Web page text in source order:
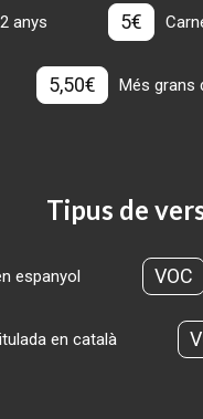
anys 5€
5,50€ Més grans
Tipus de
espanyol VOC
en català